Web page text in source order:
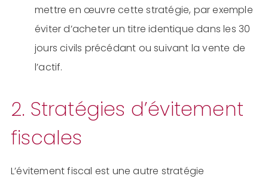
mettre en œuvre cette stratégie, par exemple
éviter d’acheter un titre identique dans les 30
jours civils précédant ou suivant la vente de
l’actif.
2. Stratégies d’évitement
fiscales
L’évitement fiscal est une autre stratégie